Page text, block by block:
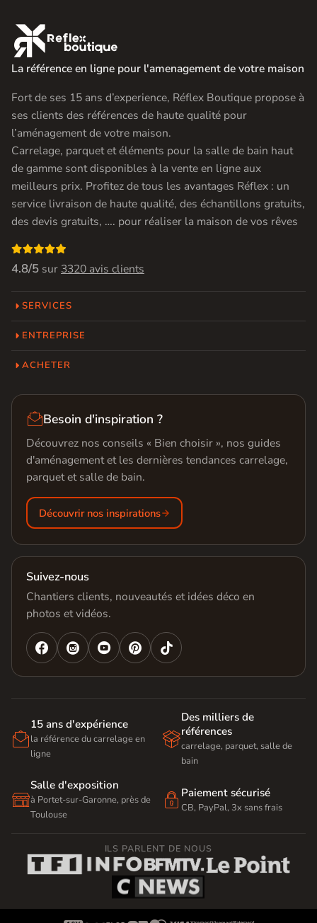

La référence en ligne pour l'amenagement de votre maison
Fort de ses 15 ans d’experience, Réflex Boutique propose à
ses clients des références de haute qualité pour
l’aménagement de votre maison.
Carrelage, parquet et éléments pour la salle de bain haut
de gamme sont disponibles à la vente en ligne aux
meilleurs prix. Profitez de tous les avantages Réflex : un
service livraison de haute qualité, des échantillons gratuits,
des devis gratuits, …. pour réaliser la maison de vos rêves

4.8/5 sur 3320 avis clients
SERVICES
ENTREPRISE
ACHETER
Besoin d'inspiration ?
Découvrez nos conseils « Bien choisir », nos guides
d'aménagement et les dernières tendances carrelage,
parquet et salle de bain.
Découvrir nos inspirations
Suivez-nous
Chantiers clients, nouveautés et idées déco en
photos et vidéos.
   

15 ans d'expérience
la référence du carrelage en
ligne

Des milliers de
références
carrelage, parquet, salle de
bain

Salle d'exposition
à Portet-sur-Garonne, près de
Toulouse
 Paiement sécurisé
CB, PayPal, 3x sans frais
ILS PARLENT DE NOUS